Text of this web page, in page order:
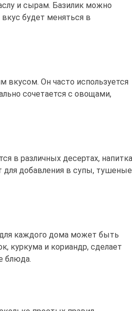
и сырам. Базилик можно
будет меняться в
вкусом. Он часто используется
сочетается с овощами,
в различных десертах,
для добавления в супы, тушеные
каждого дома может быть
куркума и кориандр, сделает
блюда.